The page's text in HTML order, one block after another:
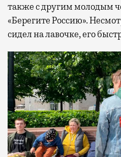
также с другим молодым
«Берегите Россию».
сидел на лавочке, его